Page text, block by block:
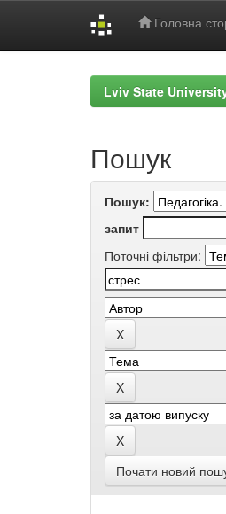
Головна
Lviv State
Пошук
Пошук:
запит
Поточні фільтри:
Почати новий